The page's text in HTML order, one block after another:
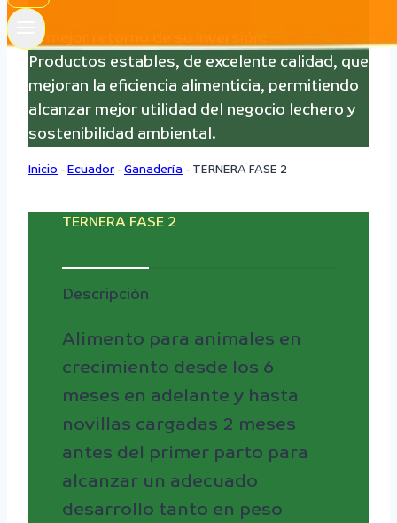
El mejor retorno de su inversión:
Productos estables, de excelente calidad, que
mejoran la eficiencia alimenticia, permitiendo
alcanzar mejor utilidad del negocio lechero y
sostenibilidad ambiental.
Inicio - Ecuador - Ganadería - TERNERA FASE 2
TERNERA FASE 2
Descripción
Alimento para animales en
crecimiento desde los 6
meses en adelante y hasta
novillas cargadas 2 meses
antes del primer parto para
alcanzar un adecuado
desarrollo tanto en peso